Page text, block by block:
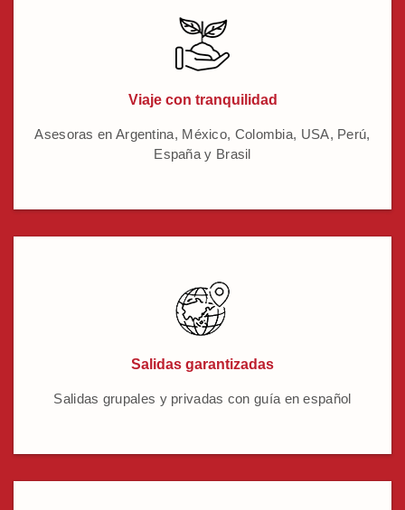
Viaje con tranquilidad
Asesoras en Argentina, México, Colombia, USA, Perú,
España y Brasil
Salidas garantizadas
Salidas grupales y privadas con guía en español